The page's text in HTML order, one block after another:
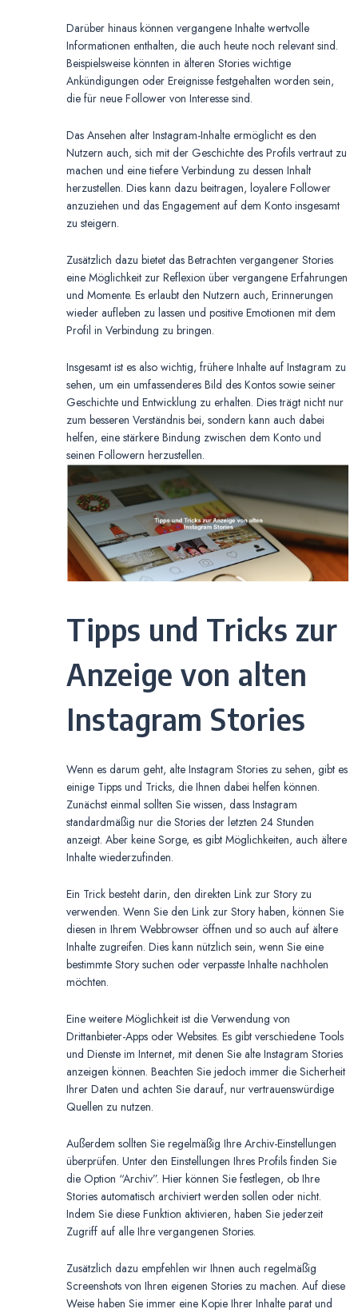
Darüber hinaus können vergangene Inhalte wertvolle
Informationen enthalten, die auch heute noch relevant sind.
Beispielsweise könnten in älteren Stories wichtige
Ankündigungen oder Ereignisse festgehalten worden sein,
die für neue Follower von Interesse sind.
Das Ansehen alter Instagram-Inhalte ermöglicht es den
Nutzern auch, sich mit der Geschichte des Profils vertraut zu
machen und eine tiefere Verbindung zu dessen Inhalt
herzustellen. Dies kann dazu beitragen, loyalere Follower
anzuziehen und das Engagement auf dem Konto insgesamt
zu steigern.
Zusätzlich dazu bietet das Betrachten vergangener Stories
eine Möglichkeit zur Reflexion über vergangene Erfahrungen
und Momente. Es erlaubt den Nutzern auch, Erinnerungen
wieder aufleben zu lassen und positive Emotionen mit dem
Profil in Verbindung zu bringen.
Insgesamt ist es also wichtig, frühere Inhalte auf Instagram zu
sehen, um ein umfassenderes Bild des Kontos sowie seiner
Geschichte und Entwicklung zu erhalten. Dies trägt nicht nur
zum besseren Verständnis bei, sondern kann auch dabei
helfen, eine stärkere Bindung zwischen dem Konto und
seinen Followern herzustellen.
Tipps und Tricks zur
Anzeige von alten
Instagram Stories
Wenn es darum geht, alte Instagram Stories zu sehen, gibt es
einige Tipps und Tricks, die Ihnen dabei helfen können.
Zunächst einmal sollten Sie wissen, dass Instagram
standardmäßig nur die Stories der letzten 24 Stunden
anzeigt. Aber keine Sorge, es gibt Möglichkeiten, auch ältere
Inhalte wiederzufinden.
Ein Trick besteht darin, den direkten Link zur Story zu
verwenden. Wenn Sie den Link zur Story haben, können Sie
diesen in Ihrem Webbrowser öffnen und so auch auf ältere
Inhalte zugreifen. Dies kann nützlich sein, wenn Sie eine
bestimmte Story suchen oder verpasste Inhalte nachholen
möchten.
Eine weitere Möglichkeit ist die Verwendung von
Drittanbieter-Apps oder Websites. Es gibt verschiedene Tools
und Dienste im Internet, mit denen Sie alte Instagram Stories
anzeigen können. Beachten Sie jedoch immer die Sicherheit
Ihrer Daten und achten Sie darauf, nur vertrauenswürdige
Quellen zu nutzen.
Außerdem sollten Sie regelmäßig Ihre Archiv-Einstellungen
überprüfen. Unter den Einstellungen Ihres Profils finden Sie
die Option “Archiv”. Hier können Sie festlegen, ob Ihre
Stories automatisch archiviert werden sollen oder nicht.
Indem Sie diese Funktion aktivieren, haben Sie jederzeit
Zugriff auf alle Ihre vergangenen Stories.
Zusätzlich dazu empfehlen wir Ihnen auch regelmäßig
Screenshots von Ihren eigenen Stories zu machen. Auf diese
Weise haben Sie immer eine Kopie Ihrer Inhalte parat und